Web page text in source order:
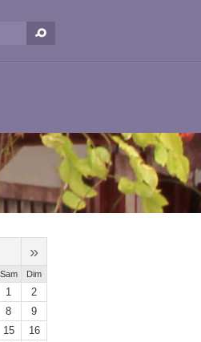
»
Sam Dim
1
2
8
9
15
16